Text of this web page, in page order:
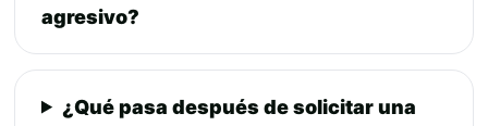
agresivo?
¿Qué pasa después de solicitar una